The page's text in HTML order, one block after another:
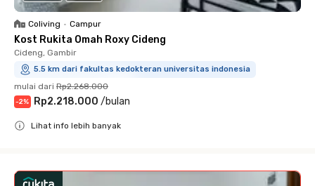
Coliving • Campur
Kost Rukita Omah Roxy Cideng
Cideng, Gambir
5.5 km dari fakultas kedokteran universitas indonesia
mulai dari Rp2.268.000
-2% Rp2.218.000 /bulan
Lihat info lebih banyak